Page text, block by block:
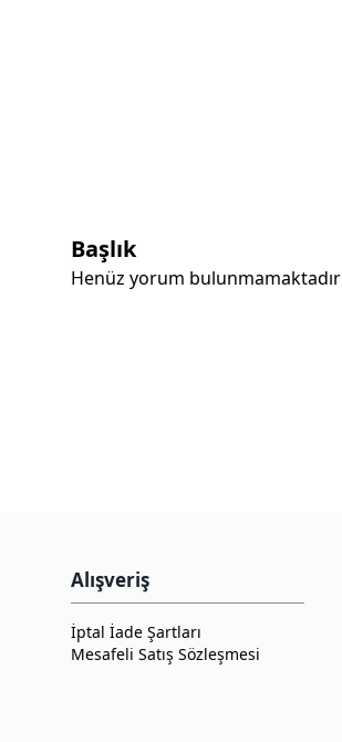
Başlık
Henüz yorum bulunmamaktadır
Alışveriş
İptal İade Şartları
Mesafeli Satış Sözleşmesi